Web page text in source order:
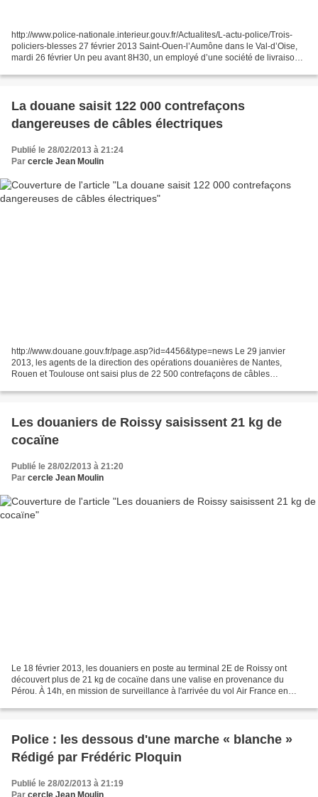
http://www.police-nationale.interieur.gouv.fr/Actualites/L-actu-police/Trois-
policiers-blesses 27 février 2013 Saint-Ouen-l’Aumône dans le Val-d’Oise,
mardi 26 février Un peu avant 8H30, un employé d’une société de livraison a
La douane saisit 122 000 contrefaçons
dangereuses de câbles électriques
Publié le 28/02/2013 à 21:24
Par cercle Jean Moulin
http://www.douane.gouv.fr/page.asp?id=4456&type=news Le 29 janvier
2013, les agents de la direction des opérations douanières de Nantes,
Rouen et Toulouse ont saisi plus de 22 500 contrefaçons de câbles
Les douaniers de Roissy saisissent 21 kg de
cocaïne
Publié le 28/02/2013 à 21:20
Par cercle Jean Moulin
Le 18 février 2013, les douaniers en poste au terminal 2E de Roissy ont
découvert plus de 21 kg de cocaïne dans une valise en provenance du
Pérou. À 14h, en mission de surveillance à l'arrivée du vol Air France en
Police : les dessous d'une marche « blanche »
Rédigé par Frédéric Ploquin
Publié le 28/02/2013 à 21:19
Par cercle Jean Moulin